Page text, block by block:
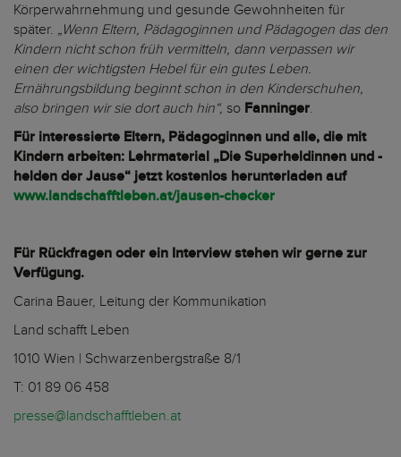
Körperwahrnehmung und gesunde Gewohnheiten für
später. „Wenn Eltern, Pädagoginnen und Pädagogen das den
Kindern nicht schon früh vermitteln, dann verpassen wir
einen der wichtigsten Hebel für ein gutes Leben.
Ernährungsbildung beginnt schon in den Kinderschuhen,
also bringen wir sie dort auch hin“, so Fanninger.
Für interessierte Eltern, Pädagoginnen und alle, die mit
Kindern arbeiten: Lehrmaterial „Die Superheldinnen und -
helden der Jause“ jetzt kostenlos herunterladen auf
www.landschafftleben.at/jausen-checker
Für Rückfragen oder ein Interview stehen wir gerne zur
Verfügung.
Carina Bauer, Leitung der Kommunikation
Land schafft Leben
1010 Wien | Schwarzenbergstraße 8/1
T: 01 89 06 458
presse@landschafftleben.at